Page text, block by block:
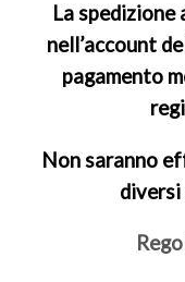
La
nell’account
pagamento
Non saranno